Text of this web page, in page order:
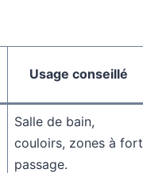
Usage conseillé
Salle de bain,
couloirs, zones à fort
passage.